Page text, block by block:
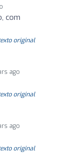
com
original
ago
original
ago
original